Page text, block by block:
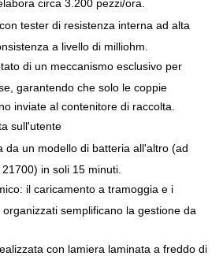
circa 3.200 pezzi/ora.
tester di resistenza interna ad alta
a livello di milliohm.
di un meccanismo esclusivo per
garantendo che solo le coppie
inviate al contenitore di raccolta.
sull'utente
da un modello di batteria all'altro (ad
in soli 15 minuti.
il caricamento a tramoggia e i
semplificano la gestione da
con lamiera laminata a freddo di